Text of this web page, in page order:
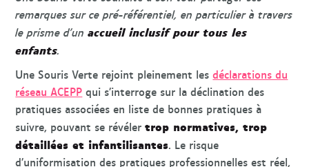
remarques sur ce pré-référentiel, en particulier à travers
le prisme d’unaccueil inclusif pour tous les
enfants.
Une Souris Verte rejoint pleinement lesdéclarations du
réseau ACEPP qui s’interroge sur la déclination des
pratiques associées en liste de bonnes pratiques à
suivre, pouvant se révélertrop normatives, trop
détaillées et infantilisantes. Le risque
d’uniformisation des pratiques professionnelles est réel,